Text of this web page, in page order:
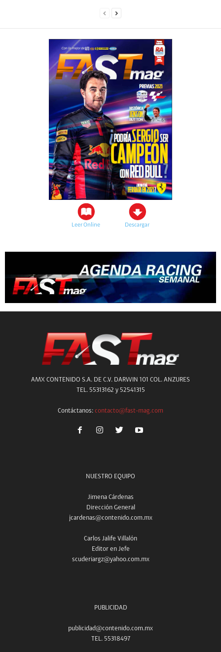
Leer Online Descargar
AMX CONTENIDO S.A. DE C.V. DARWIN 101 COL. ANZURES
TEL. 55313162 y 52541315
Contáctanos: contacto@fast-mag.com
NUESTRO EQUIPO
Jimena Cárdenas
Dirección General
jcardenas@contenido.com.mx
Carlos Jalife Villalón
Editor en Jefe
scuderiargz@yahoo.com.mx
PUBLICIDAD
publicidad@contenido.com.mx
TEL. 55318497